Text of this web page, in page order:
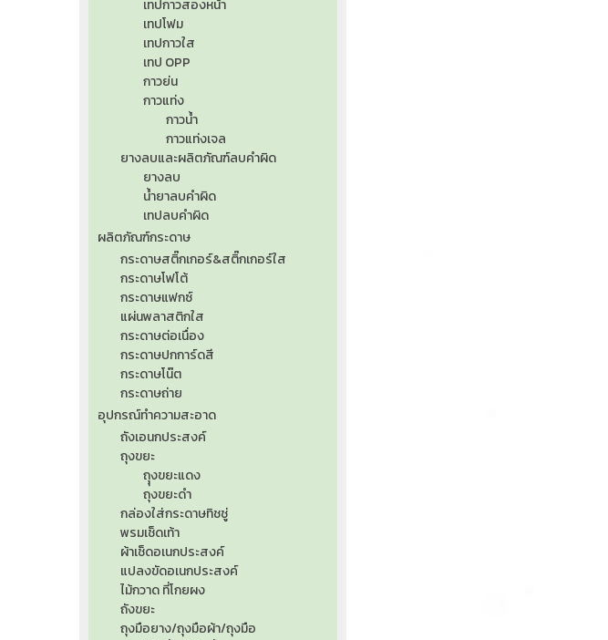
เทปกาวสองหน้า
เทปโฟม
เทปกาวใส
เทป OPP
กาวย่น
กาวแท่ง
กาวน้ำ
กาวแท่งเจล
ยางลบและผลิตภัณฑ์ลบคำผิด
ยางลบ
น้ำยาลบคำผิด
เทปลบคำผิด
ผลิตภัณฑ์กระดาษ
กระดาษสติ๊กเกอร์&สติ๊กเกอร์ใส
กระดาษโฟโต้
กระดาษแฟกซ์
แผ่นพลาสติกใส
กระดาษต่อเนื่อง
กระดาษปกการ์ดสี
กระดาษโน๊ต
กระดาษถ่าย
อุปกรณ์ทำความสะอาด
ถังเอนกประสงค์
ถุงขยะ
ถุุงขยะแดง
ถุงขยะดำ
กล่องใส่กระดาษทิชชู่
พรมเช็ดเท้า
ผ้าเช็ดอเนกประสงค์
แปลงขัดอเนกประสงค์
ไม้กวาด ที่โกยผง
ถังขยะ
ถุงมือยาง/ถุงมือผ้า/ถุงมือ